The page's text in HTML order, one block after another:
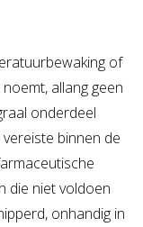
of
allang geen
onderdeel
binnen de
die niet voldoen
onhandig in